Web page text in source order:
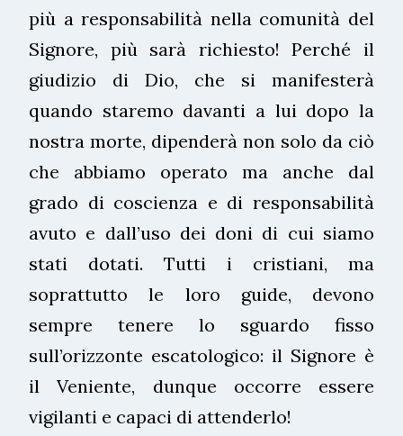
più a responsabilità nella comunità del
Signore, più sarà richiesto! Perché il
giudizio di Dio, che si manifesterà
quando staremo davanti a lui dopo la
nostra morte, dipenderà non solo da ciò
che abbiamo operato ma anche dal
grado di coscienza e di responsabilità
avuto e dall’uso dei doni di cui siamo
stati dotati. Tutti i cristiani, ma
soprattutto le loro guide, devono
sempre tenere lo sguardo fisso
sull’orizzonte escatologico: il Signore è
il Veniente, dunque occorre essere
vigilanti e capaci di attenderlo!